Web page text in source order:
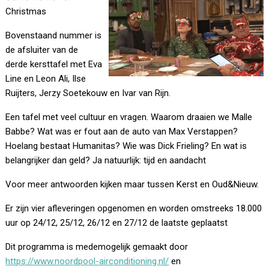
Christmas
Bovenstaand nummer is
de afsluiter van de
derde kersttafel met Eva
Line en Leon Ali, Ilse
Ruijters, Jerzy Soetekouw en Ivar van Rijn.
Een tafel met veel cultuur en vragen. Waarom draaien we Malle
Babbe? Wat was er fout aan de auto van Max Verstappen?
Hoelang bestaat Humanitas? Wie was Dick Frieling? En wat is
belangrijker dan geld? Ja natuurlijk: tijd en aandacht
Voor meer antwoorden kijken maar tussen Kerst en Oud&Nieuw.
Er zijn vier afleveringen opgenomen en worden omstreeks 18.000
uur op 24/12, 25/12, 26/12 en 27/12 de laatste geplaatst
Dit programma is medemogelijk gemaakt door
https://www.noordpool-airconditioning.nl/ en